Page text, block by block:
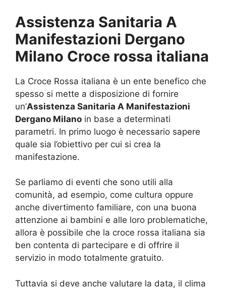
Assistenza Sanitaria A
Manifestazioni Dergano
Milano Croce rossa italiana
La Croce Rossa italiana è un ente benefico che
spesso si mette a disposizione di fornire
un’Assistenza Sanitaria A Manifestazioni
Dergano Milano in base a determinati
parametri. In primo luogo è necessario sapere
quale sia l’obiettivo per cui si crea la
manifestazione.
Se parliamo di eventi che sono utili alla
comunità, ad esempio, come cultura oppure
anche divertimento familiare, con una buona
attenzione ai bambini e alle loro problematiche,
allora è possibile che la croce rossa italiana sia
ben contenta di partecipare e di offrire il
servizio in modo totalmente gratuito.
Tuttavia si deve anche valutare la data, il clima